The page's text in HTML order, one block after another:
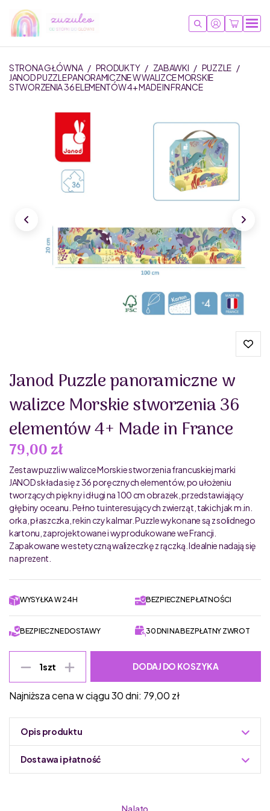
STRONA GŁÓWNA / PRODUKTY / ZABAWKI / PUZZLE /
JANOD PUZZLE PANORAMICZNE W WALIZCE MORSKIE
STWORZENIA 36 ELEMENTÓW 4+ MADE IN FRANCE
Janod Puzzle panoramiczne w
walizce Morskie stworzenia 36
elementów 4+ Made in France
79,00 zł
Zestaw puzzli w walizce Morskie stworzenia francuskiej marki
JANOD składa się z 36 poręcznych elementów, po ułożeniu
tworzących piękny i długi na 100 cm obrazek, przedstawiający
głębiny oceanu. Pełno tu interesujących zwierząt, takich jak m.in.
orka, płaszczka, rekin czy kalmar. Puzzle wykonane są z solidnego
kartonu, zaprojektowane i wyprodukowane we Francji.
Zapakowane w estetyczną walizeczkę z rączką. Idealnie nadają się
na prezent.
WYSYŁKA W 24H BEZPIECZNE PŁATNOŚCI
BEZPIECZNE DOSTAWY 30 DNI NA BEZPŁATNY ZWROT
1szt DODAJ DO KOSZYKA
Najniższa cena w ciągu 30 dni: 79,00 zł
Opis produktu
Dostawa i płatność